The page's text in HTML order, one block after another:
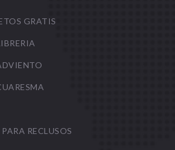
GRATIS
RECLUSOS